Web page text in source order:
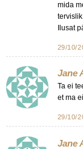
mida
Ilusat
29/10/
Jane
Ta ei
et ma
29/10/
Jane